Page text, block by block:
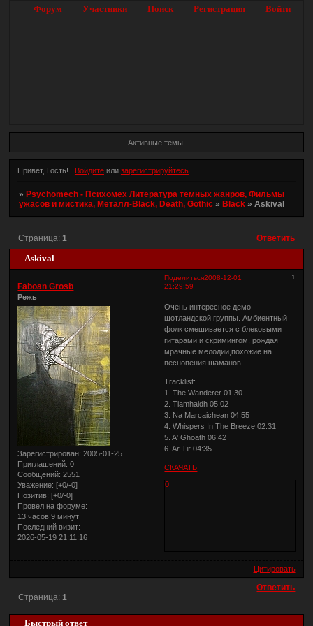
Форум Участники Поиск Регистрация Войти
Активные темы
Привет, Гость! Войдитеили зарегистрируйтесь.
» Psychomech - Психомех Литература темных жанров, Фильмы
ужасов и мистика, Металл-Black, Death, Gothic » Black » Askival
Askival
Страница: 1 Ответить
Поделиться 1
2008-12-01
21:29:59
Faboan Grosb
Режь
Зарегистрирован: 2005-01-25
Приглашений: 0
Сообщений: 2551
Уважение: [+0/-0]
Позитив: [+0/-0]
Провел на форуме:
13 часов 9 минут
Последний визит:
2026-05-19 21:11:16
Очень интересное демо
шотландской группы. Амбиентный
фолк смешивается с блековыми
гитарами и скримингом, рождая
мрачные мелодии,похожие на
песнопения шаманов.
Tracklist:
1. The Wanderer 01:30
2. Tiamhaidh 05:02
3. Na Marcaichean 04:55
4. Whispers In The Breeze 02:31
5. A' Ghoath 06:42
6. Ar Tir 04:35
СКАЧАТЬ
0
Цитировать
Ответить
Страница: 1
Быстрый ответ